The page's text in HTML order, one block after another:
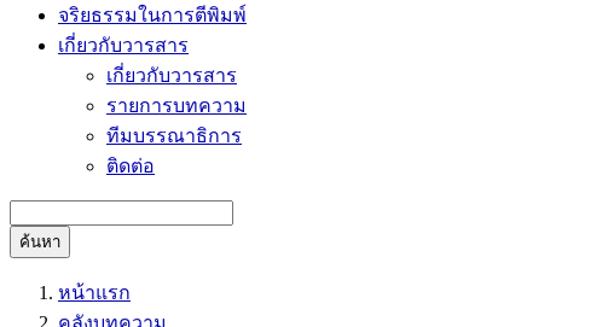
จริยธรรมในการตีพิมพ์
เกี่ยวกับวารสาร
เกี่ยวกับวารสาร
รายการบทความ
ทีมบรรณาธิการ
ติดต่อ
ค้นหา
หน้าแรก
คลังบทความ